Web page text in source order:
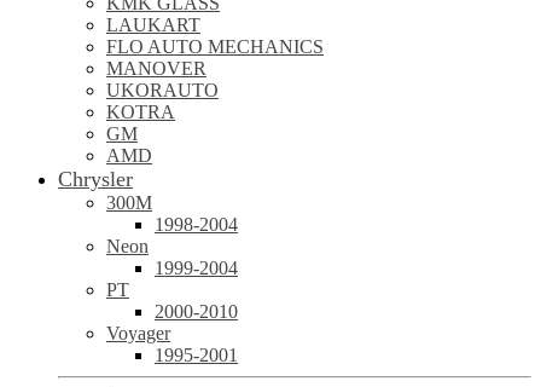
LAUKART
FLO AUTO MECHANICS
MANOVER
UKORAUTO
KOTRA
GM
AMD
Chrysler
300M
1998-2004
Neon
1999-2004
PT
2000-2010
Voyager
1995-2001